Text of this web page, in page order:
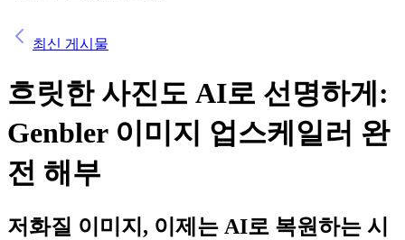
최신 게시물
흐릿한 사진도 AI로 선명하게:
Genbler 이미지 업스케일러 완
전 해부
저화질 이미지, 이제는 AI로 복원하는 시